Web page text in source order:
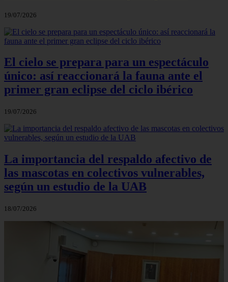
19/07/2026
El cielo se prepara para un espectáculo
único: así reaccionará la fauna ante el
primer gran eclipse del ciclo ibérico
19/07/2026
La importancia del respaldo afectivo de
las mascotas en colectivos vulnerables,
según un estudio de la UAB
18/07/2026